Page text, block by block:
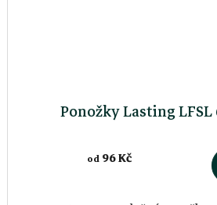
Ponožky Lasting
od96 Kč